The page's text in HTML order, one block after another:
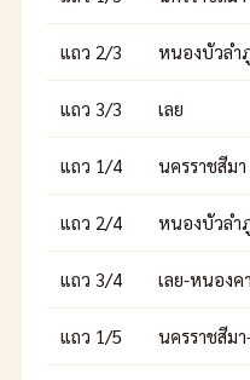
แถว 2/3 หนองบัวลำ
แถว 3/3 เลย
แถว 1/4 นครราชสีมา
แถว 2/4 หนองบัวลำ
แถว 3/4 เลย-หนองค
แถว 1/5 นครราชสีม